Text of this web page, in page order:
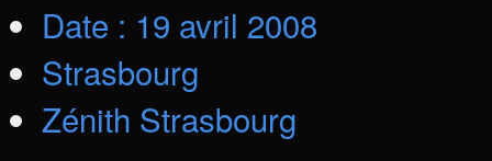
Date : 19 avril 2008
Strasbourg
Zénith Strasbourg